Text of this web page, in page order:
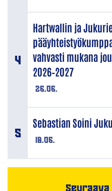
26.06.
Hartwallin ja
vahvasti mukana
2026–2027
18.06.
Sebastian Soini